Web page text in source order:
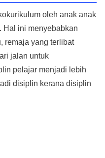
oleh anak anak
Hal ini menyebabkan
remaja yang terlibat
jalan untuk
pelajar menjadi lebih
disiplin kerana disiplin